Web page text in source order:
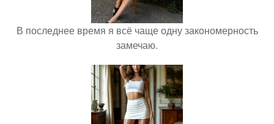
В последнее время я всё чаще одну закономерность
замечаю.